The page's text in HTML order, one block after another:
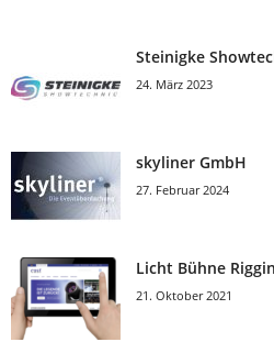
Steinigke
24. März 2023
skyliner GmbH
27. Februar 2024
Licht Bühne
21. Oktober 2021